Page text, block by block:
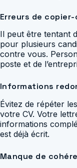
Erreurs de
Il peut être tentant
pour plusieurs
contre vous.
poste et de
Informations
Évitez de répéter
votre CV. Votre
informations
est déjà écrit.
Manque de